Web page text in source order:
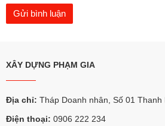
XÂY DỰNG PHẠM GIA
Địa chỉ: Tháp Doanh nhân, Số 01
Điện thoại: 0906 222 234